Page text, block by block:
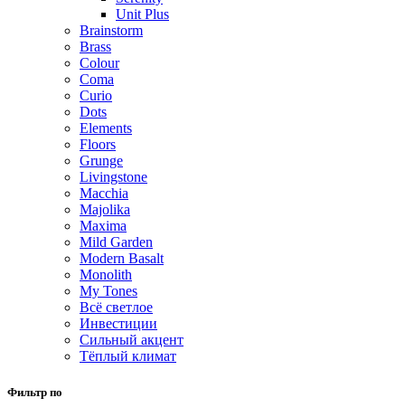
Unit Plus
Brainstorm
Brass
Colour
Coma
Curio
Dots
Elements
Floors
Grunge
Livingstone
Macchia
Majolika
Maxima
Mild Garden
Modern Basalt
Monolith
My Tones
Всё светлое
Инвестиции
Сильный акцент
Тёплый климат
Фильтр по